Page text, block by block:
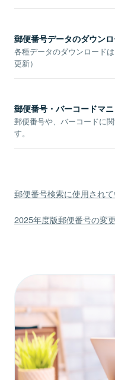
郵便番号データのダウン
各種データのダウンロード
更新）
郵便番号・バーコードマ
郵便番号や、バーコードに
す。
郵便番号検索に使用され
2025年度版郵便番号の変